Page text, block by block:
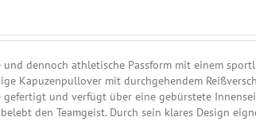
dennoch athletische Passform mit einem
Kapuzenpullover mit durchgehendem
und verfügt über eine gebürstete
den Teamgeist. Durch sein klares Design